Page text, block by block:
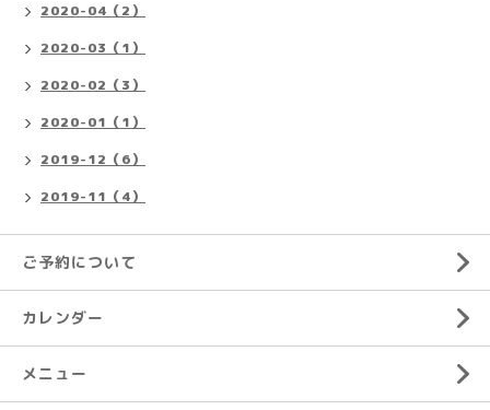
2020-04（2）
2020-03（1）
2020-02（3）
2020-01（1）
2019-12（6）
2019-11（4）
ご予約について
カレンダー
メニュー